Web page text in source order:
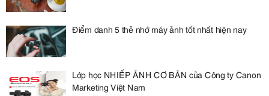
Điểm danh 5 thẻ nhớ máy ảnh tốt nhất hiện nay
Lớp học NHIẾP ẢNH CƠ BẢN của Công ty Canon
Marketing Việt Nam